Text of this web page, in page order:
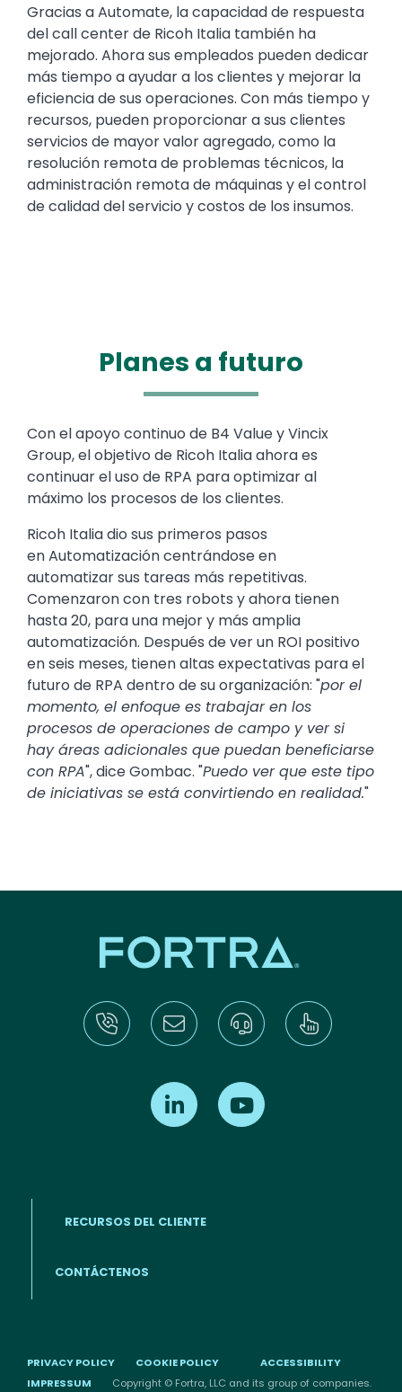
Gracias a Automate, la capacidad de respuesta
del call center de Ricoh Italia también ha
mejorado. Ahora sus empleados pueden dedicar
más tiempo a ayudar a los clientes y mejorar la
eficiencia de sus operaciones. Con más tiempo y
recursos, pueden proporcionar a sus clientes
servicios de mayor valor agregado, como la
resolución remota de problemas técnicos, la
administración remota de máquinas y el control
de calidad del servicio y costos de los insumos.
Planes a futuro
Text
Con el apoyo continuo de B4 Value y Vincix
Group, el objetivo de Ricoh Italia ahora es
continuar el uso de RPA para optimizar al
máximo los procesos de los clientes.
Ricoh Italia dio sus primeros pasos
en Automatización centrándose en
automatizar sus tareas más repetitivas.
Comenzaron con tres robots y ahora tienen
hasta 20, para una mejor y más amplia
automatización. Después de ver un ROI positivo
en seis meses, tienen altas expectativas para el
futuro de RPA dentro de su organización: "por el
momento, el enfoque es trabajar en los
procesos de operaciones de campo y ver si
hay áreas adicionales que puedan beneficiarse
con RPA", dice Gombac. "Puedo ver que este tipo
de iniciativas se está convirtiendo en realidad."
Find us on LinkedIn
RECURSOS DEL CLIENTE
CONTÁCTENOS
PRIVACY POLICY COOKIE POLICY
ACCESSIBILITY
IMPRESSUM
Copyright © Fortra, LLC and its group of companies.